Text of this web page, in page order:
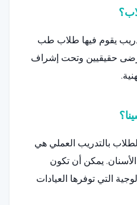
يقوم فيها طلاب طب
حقيقيين وتحت إشراف
بالتدريب العملي هي
يمكن أن تكون
التي توفرها العيادات